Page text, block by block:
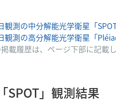
観測の中分解能光学衛星「
観測の高分解能光学衛星「
掲載履歴は、ページ下部に記載
SPOT」観測結果